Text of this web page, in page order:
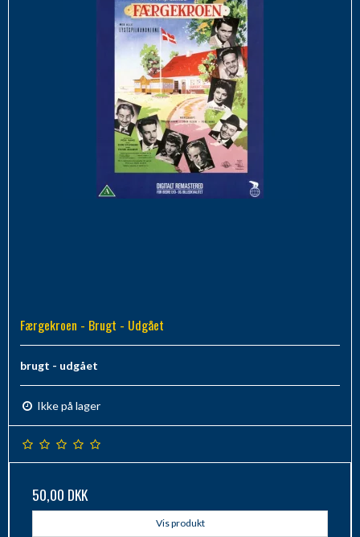
Færgekroen - Brugt - Udgået
brugt - udgået
Ikke på lager
50,00 DKK
Vis produkt